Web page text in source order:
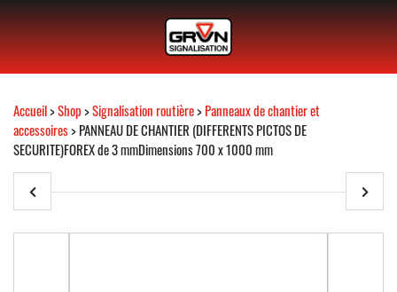
Accueil>Shop>Signalisation routière>Panneaux de chantier et
accessoires> PANNEAU DE CHANTIER (DIFFERENTS PICTOS DE
SECURITE)FOREX de 3 mmDimensions 700 x 1000 mm